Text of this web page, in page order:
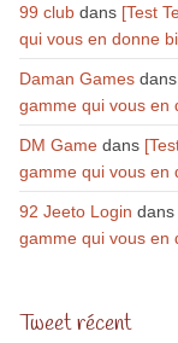
99 clubdans [Test
qui vous en donne
Daman Gamesdans
gamme qui vous en
DM Gamedans
gamme qui vous en
92 Jeeto Login dans
gamme qui vous en
Tweet récent